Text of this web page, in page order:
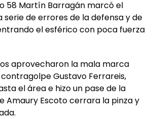
58 Martín Barragán marcó el
de errores de la defensa y de
el esférico con poca fuerza
aprovecharon la mala marca
Gustavo Ferrareis,
el área e hizo un pase de la
Amaury Escoto cerrara la pinza y